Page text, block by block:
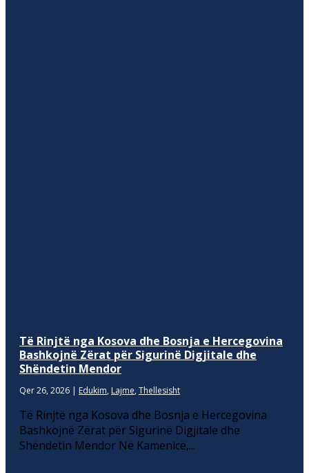
Të Rinjtë nga Kosova dhe Bosnja e Hercegovina
Bashkojnë Zërat për Sigurinë Digjitale dhe
Shëndetin Mendor
Qer 26, 2026 | Edukim, Lajme, Thellesisht
Të Rinjtë nga Kosova dhe Bosnja e Hercegovina
Bashkojnë Zërat për Sigurinë Digjitale dhe
Shëndetin Mendor Në Kamenicë,...